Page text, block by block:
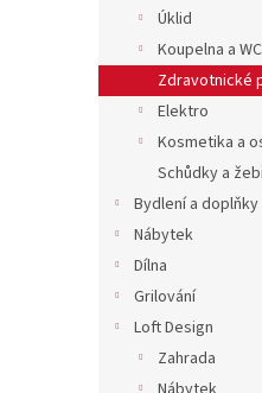
l
Úklid
Koupelna a WC
Zdravotnické
Elektro
Kosmetika a
Schůdky a
Bydlení a doplňky
Nábytek
Dílna
Grilování
Loft Design
Zahrada